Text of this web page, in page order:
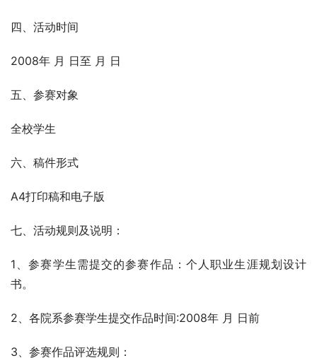
四、活动时间
2008年 月 日至 月 日
五、参赛对象
全校学生
六、稿件形式
A4打印稿和电子版
七、活动规则及说明：
1、参赛学生需提交的参赛作品：个人职业生涯规划设计
书。
2、各院系参赛学生提交作品时间:2008年 月 日前
3、参赛作品评选规则：